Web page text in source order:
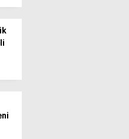
/ Siyaset